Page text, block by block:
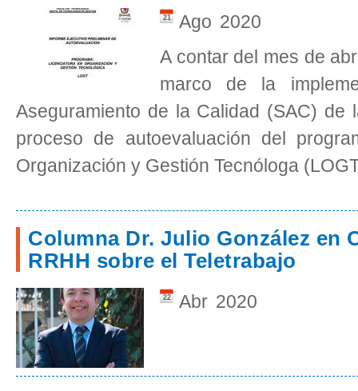
Ago
21
2020
A contar del mes de
marco de la
Aseguramiento de la Calidad (SAC) de
proceso de autoevaluación del
Organización y Gestión Tecnóloga
Columna Dr. Julio González en
RRHH sobre el Teletrabajo
Abr
22 2020